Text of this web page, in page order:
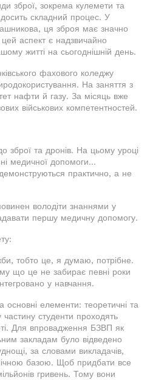
зброї, зокрема кулемети та
складний процес. У
ця зброя має значно
аспект є надзвичайно
житті на сьогоднішній день.
фахового коледжу
На заняття з
нафти й газу. За місяць вже
військових компетентностей.
зброї та дронів. На цьому уроці
медичної допомоги...
практично, а не
володіти знаннями у
першу медичну допомогу.
тобто це, я думаю, потрібне.
що це не забирає певні роки
у навчання.
елементи: теоретичні та
частину студенти проходять
Для впровадження БЗВП як
закладам було відведено
за словами викладачів,
базою. Щоб придбати все
гривень. Тому вони